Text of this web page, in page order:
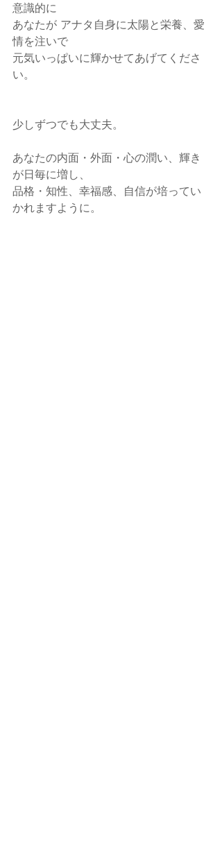
意識的に
あなたが アナタ自身に太陽と栄養、愛
情を注いで
元気いっぱいに輝かせてあげてくださ
い。
少しずつでも大丈夫。
あなたの内面・外面・心の潤い、輝き
が日毎に増し、
品格・知性、幸福感、自信が培ってい
かれますように。